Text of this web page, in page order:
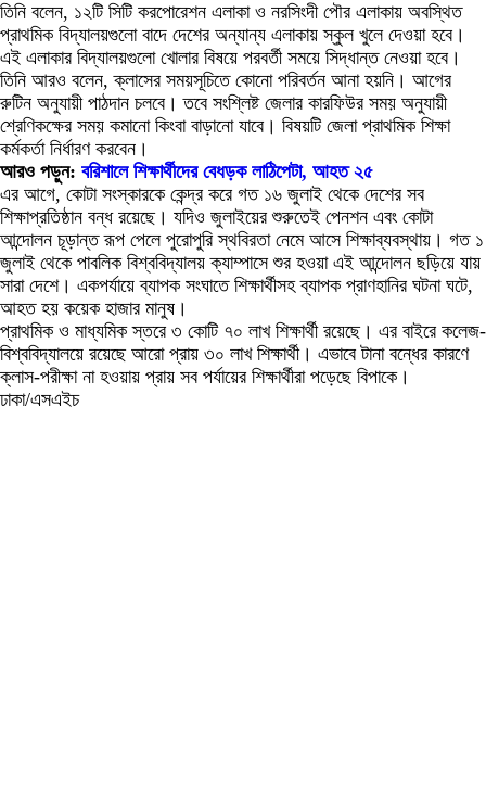
তিনি বলেন, ১২টি সিটি করপোরেশন এলাকা ও নরসিংদী পৌর এলাকায় অবস্থিত
প্রাথমিক বিদ্যালয়গুলো বাদে দেশের অন্যান্য এলাকায় স্কুল খুলে দেওয়া হবে।
এই এলাকার বিদ্যালয়গুলো খোলার বিষয়ে পরবর্তী সময়ে সিদ্ধান্ত নেওয়া হবে।
তিনি আরও বলেন, ক্লাসের সময়সূচিতে কোনো পরিবর্তন আনা হয়নি। আগের
রুটিন অনুযায়ী পাঠদান চলবে। তবে সংশ্লিষ্ট জেলার কারফিউর সময় অনুযায়ী
শ্রেণিকক্ষের সময় কমানো কিংবা বাড়ানো যাবে। বিষয়টি জেলা প্রাথমিক শিক্ষা
কর্মকর্তা নির্ধারণ করবেন।
আরও পড়ুন: বরিশালে শিক্ষার্থীদের বেধড়ক লাঠিপেটা, আহত ২৫
এর আগে, কোটা সংস্কারকে কেন্দ্র করে গত ১৬ জুলাই থেকে দেশের সব
শিক্ষাপ্রতিষ্ঠান বন্ধ রয়েছে। যদিও জুলাইয়ের শুরুতেই পেনশন এবং কোটা
আন্দোলন চূড়ান্ত রূপ পেলে পুরোপুরি স্থবিরতা নেমে আসে শিক্ষাব্যবস্থায়। গত ১
জুলাই থেকে পাবলিক বিশ্ববিদ্যালয় ক্যাম্পাসে শুর হওয়া এই আন্দোলন ছড়িয়ে যায়
সারা দেশে। একপর্যায়ে ব্যাপক সংঘাতে শিক্ষার্থীসহ ব্যাপক প্রাণহানির ঘটনা ঘটে,
আহত হয় কয়েক হাজার মানুষ।
প্রাথমিক ও মাধ্যমিক স্তরে ৩ কোটি ৭০ লাখ শিক্ষার্থী রয়েছে। এর বাইরে কলেজ-
বিশ্ববিদ্যালয়ে রয়েছে আরো প্রায় ৩০ লাখ শিক্ষার্থী। এভাবে টানা বন্ধের কারণে
ক্লাস-পরীক্ষা না হওয়ায় প্রায় সব পর্যায়ের শিক্ষার্থীরা পড়েছে বিপাকে।
ঢাকা/এসএইচ